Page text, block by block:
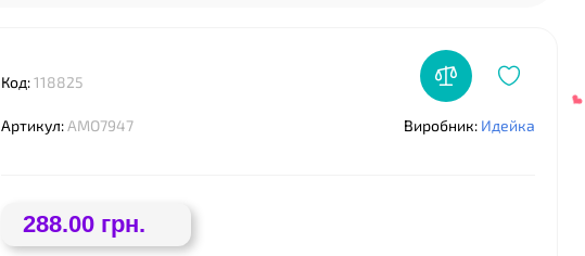
Код:118825
Артикул:AMO7947 Виробник: Идейка
288.00 грн.